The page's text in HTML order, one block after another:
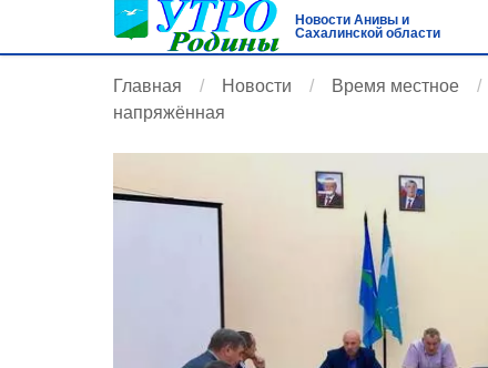
Новости Анивы и
Сахалинской области
Главная Новости Время местное
напряжённая